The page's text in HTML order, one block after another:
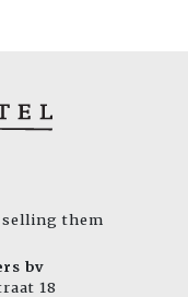
selling them
bv
18